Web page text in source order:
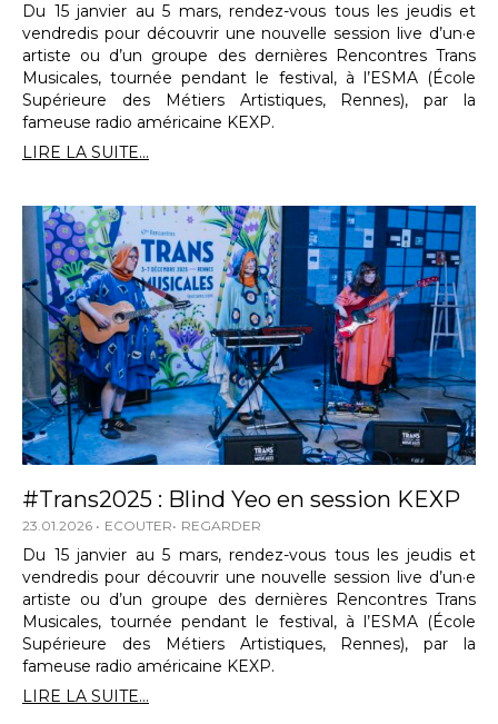
Du 15 janvier au 5 mars, rendez-vous tous les jeudis et
vendredis pour découvrir une nouvelle session live d’un·e
artiste ou d’un groupe des dernières Rencontres Trans
Musicales, tournée pendant le festival, à l’ESMA (École
Supérieure des Métiers Artistiques, Rennes), par la
fameuse radio américaine KEXP.
LIRE LA SUITE...
#Trans2025 : Blind Yeo en session KEXP
23.01.2026 ECOUTER REGARDER
Du 15 janvier au 5 mars, rendez-vous tous les jeudis et
vendredis pour découvrir une nouvelle session live d’un·e
artiste ou d’un groupe des dernières Rencontres Trans
Musicales, tournée pendant le festival, à l’ESMA (École
Supérieure des Métiers Artistiques, Rennes), par la
fameuse radio américaine KEXP.
LIRE LA SUITE...